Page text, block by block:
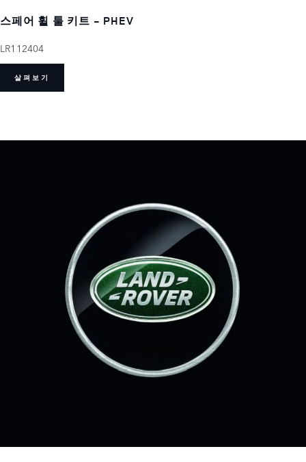
스페어 휠 툴 키트 - PHEV
LR112404
살펴보기